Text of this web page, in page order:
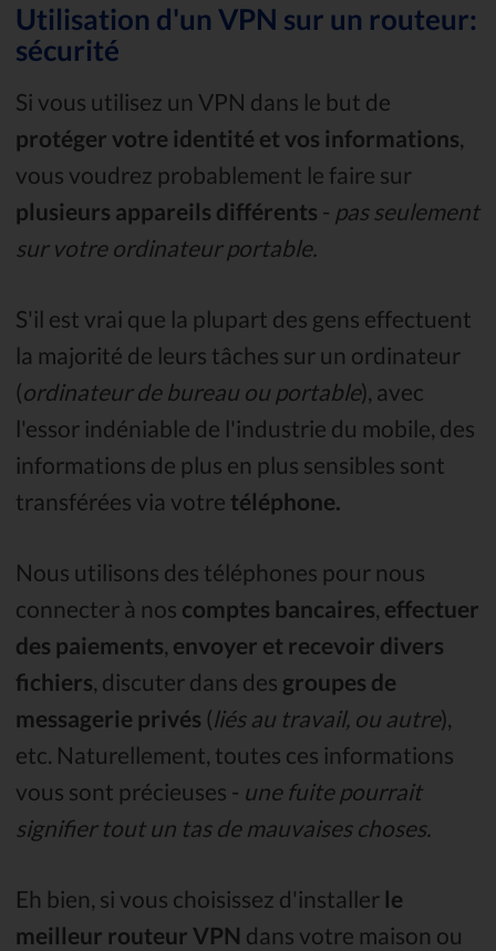
Utilisation d'un VPN sur un routeur:
sécurité
Si vous utilisez un VPN dans le but de
protéger votre identité et vos informations
vous voudrez probablement le faire sur
plusieurs appareils différents - pas seulement
sur votre ordinateur portable.
S'il est vrai que la plupart des gens effectuent
la majorité de leurs tâches sur un ordinateur
(ordinateur de bureau ou portable), avec
l'essor indéniable de l'industrie du mobile, des
informations de plus en plus sensibles sont
transférées via votre téléphone.
Nous utilisons des téléphones pour nous
connecter à nos comptes bancaires, effectuer
des paiements, envoyer et recevoir divers
fichiers, discuter dans des groupes de
messagerie privés (liés au travail, ou autre),
etc. Naturellement, toutes ces informations
vous sont précieuses - une fuite pourrait
signifier tout un tas de mauvaises choses.
Eh bien, si vous choisissez d'installer le
meilleur routeur VPN dans votre maison ou